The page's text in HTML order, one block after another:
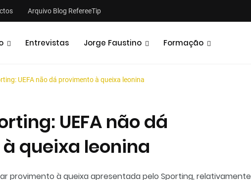
Arquivo Blog RefereeTip
Entrevistas Jorge Faustino Formação
UEFA não dá provimento à queixa leonina
UEFA não dá
queixa leonina
provimento à queixa apresentada pelo Sporting, relativamente